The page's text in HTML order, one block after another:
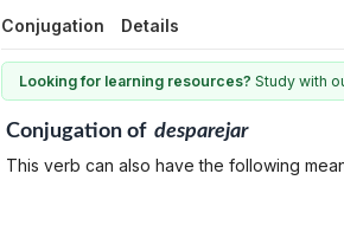
Conjugation Details
Looking for learning resources? Study with
Conjugationof desparejar
This verb can also have the following